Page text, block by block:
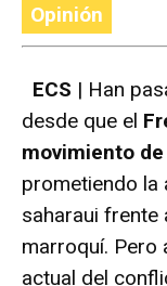
Opinión
ECS | Han
desde que el
movimiento
prometiendo la
saharaui frente
marroquí. Pero
actual del